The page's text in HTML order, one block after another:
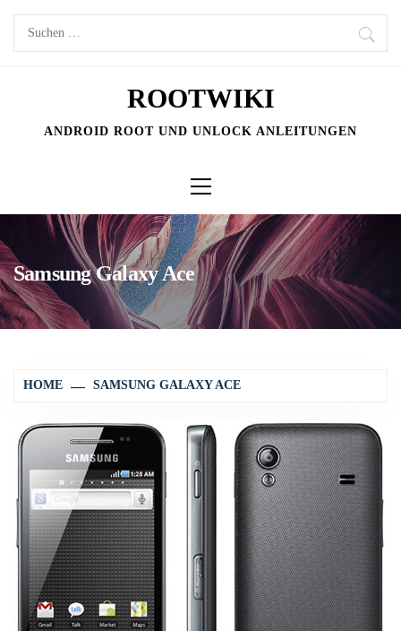
Skip
Suchen
nach:
ROOTWIKI
ANDROID ROOT UND UNLOCK ANLEITUNGEN
Menu
Samsung Galaxy Ace
HOME SAMSUNG GALAXY ACE